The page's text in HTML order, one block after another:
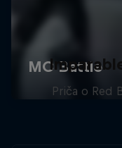
Priča o Red